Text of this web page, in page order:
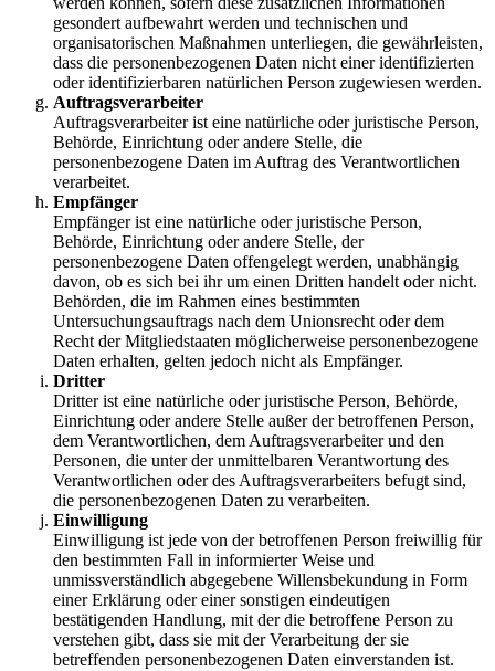
gesondert aufbewahrt werden und technischen und
organisatorischen Maßnahmen unterliegen, die gewährleisten,
dass die personenbezogenen Daten nicht einer identifizierten
oder identifizierbaren natürlichen Person zugewiesen werden.
Auftragsverarbeiter
Auftragsverarbeiter ist eine natürliche oder juristische Person,
Behörde, Einrichtung oder andere Stelle, die
personenbezogene Daten im Auftrag des Verantwortlichen
verarbeitet.
Empfänger
Empfänger ist eine natürliche oder juristische Person,
Behörde, Einrichtung oder andere Stelle, der
personenbezogene Daten offengelegt werden, unabhängig
davon, ob es sich bei ihr um einen Dritten handelt oder nicht.
Behörden, die im Rahmen eines bestimmten
Untersuchungsauftrags nach dem Unionsrecht oder dem
Recht der Mitgliedstaaten möglicherweise personenbezogene
Daten erhalten, gelten jedoch nicht als Empfänger.
Dritter
Dritter ist eine natürliche oder juristische Person, Behörde,
Einrichtung oder andere Stelle außer der betroffenen Person,
dem Verantwortlichen, dem Auftragsverarbeiter und den
Personen, die unter der unmittelbaren Verantwortung des
Verantwortlichen oder des Auftragsverarbeiters befugt sind,
die personenbezogenen Daten zu verarbeiten.
Einwilligung
Einwilligung ist jede von der betroffenen Person freiwillig für
den bestimmten Fall in informierter Weise und
unmissverständlich abgegebene Willensbekundung in Form
einer Erklärung oder einer sonstigen eindeutigen
bestätigenden Handlung, mit der die betroffene Person zu
verstehen gibt, dass sie mit der Verarbeitung der sie
betreffenden personenbezogenen Daten einverstanden ist.